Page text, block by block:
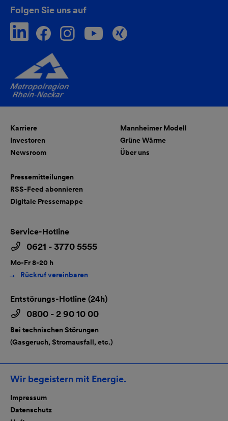
Folgen Sie uns auf
Karriere
Investoren
Newsroom
Mannheimer Modell
Grüne Wärme
Über uns
Pressemitteilungen
RSS-Feed abonnieren
Digitale Pressemappe
Service-Hotline
0621 - 3770 5555
Mo-Fr 8-20 h
Rückruf vereinbaren
Entstörungs-Hotline (24h)
0800 - 2 90 10 00
Bei technischen Störungen
(Gasgeruch, Stromausfall, etc.)
Wir begeistern mit Energie.
Impressum
Datenschutz